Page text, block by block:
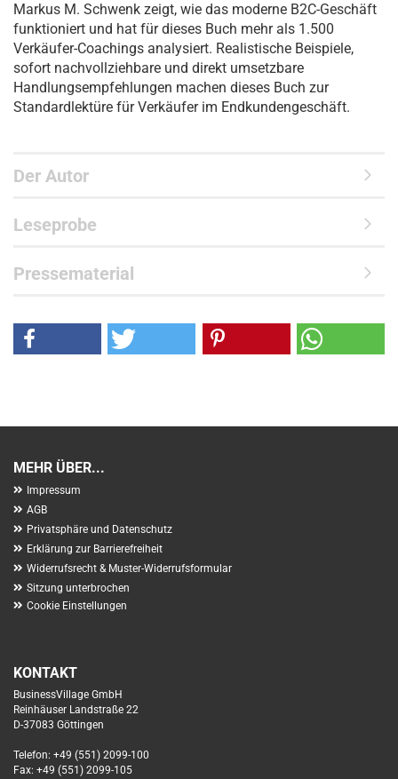
Markus M. Schwenk zeigt, wie das moderne B2C-Geschäft
funktioniert und hat für dieses Buch mehr als 1.500
Verkäufer-Coachings analysiert. Realistische Beispiele,
sofort nachvollziehbare und direkt umsetzbare
Handlungsempfehlungen machen dieses Buch zur
Standardlektüre für Verkäufer im Endkundengeschäft.
Der Autor
Leseprobe
Pressematerial
MEHR ÜBER...
Impressum
AGB
Privatsphäre und Datenschutz
Erklärung zur Barrierefreiheit
Widerrufsrecht & Muster-Widerrufsformular
Sitzung unterbrochen
Cookie Einstellungen
KONTAKT
BusinessVillage GmbH
Reinhäuser Landstraße 22
D-37083 Göttingen
Telefon: +49 (551) 2099-100
Fax: +49 (551) 2099-105